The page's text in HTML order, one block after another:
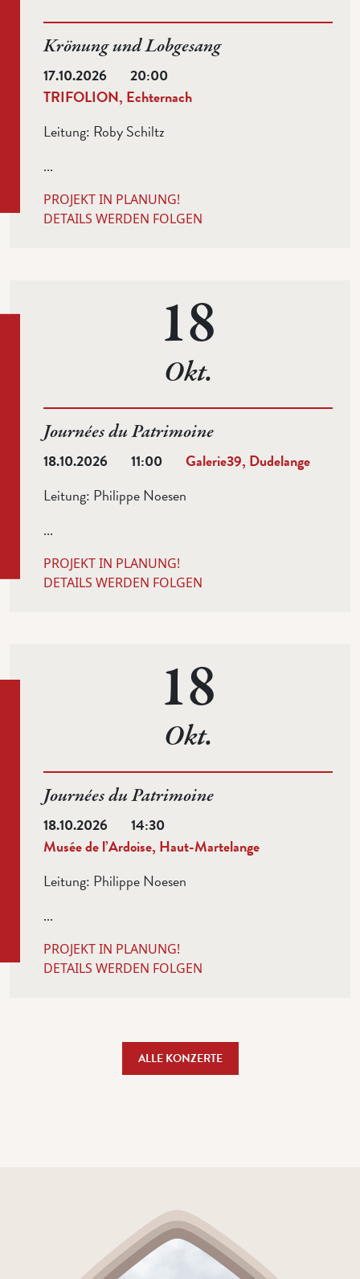
Krönung und Lobgesang
17.10.2026
20:00
TRIFOLION, Echternach
Leitung: Roby Schiltz
...
PROJEKT IN PLANUNG!
DETAILS WERDEN FOLGEN
18
Okt.
Journées du Patrimoine
18.10.2026 11:00
Galerie39, Dudelange
Leitung: Philippe Noesen
...
PROJEKT IN PLANUNG!
DETAILS WERDEN FOLGEN
18
Okt.
Journées du Patrimoine
18.10.2026
14:30
Musée de l’Ardoise, Haut-Martelange
Leitung: Philippe Noesen
...
PROJEKT IN PLANUNG!
DETAILS WERDEN FOLGEN
ALLE KONZERTE